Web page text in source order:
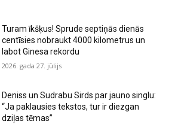
Turam īkšķus! Sprude septiņās dienās
centīsies nobraukt 4000 kilometrus un
labot Ginesa rekordu
2026. gada 27. jūlijs
Deniss un Sudrabu Sirds par jauno singlu:
“Ja paklausies tekstos, tur ir diezgan
dziļas tēmas”